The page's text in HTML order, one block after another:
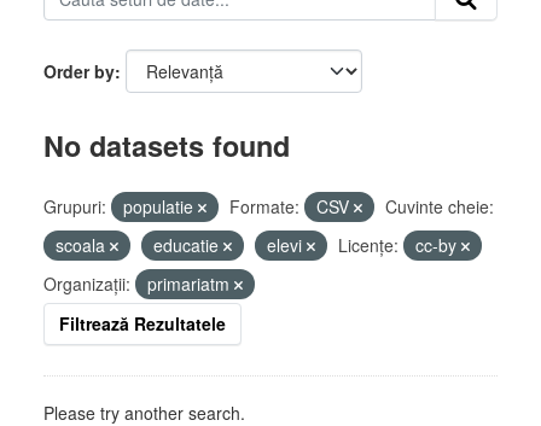
Order by
No datasets found
Grupuri: populatie Formate: CSV
Cuvinte cheie:
scoala
educatie elevi Licenţe:
cc-by
Organizații:
primariatm
Filtrează Rezultatele
Please try another search.